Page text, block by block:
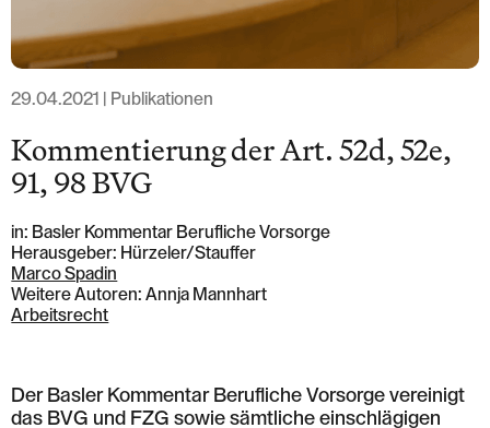
29.04.2021 | Publikationen
Kommentierung der Art. 52d, 52e,
91, 98 BVG
in: Basler Kommentar Berufliche Vorsorge
Herausgeber: Hürzeler/Stauffer
Marco Spadin
Weitere Autoren: Annja Mannhart
Arbeitsrecht
Der Basler Kommentar Berufliche Vorsorge vereinigt
das BVG und FZG sowie sämtliche einschlägigen